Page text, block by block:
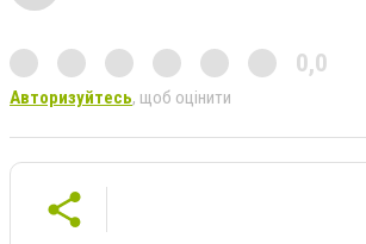
0,0
Авторизуйтесь, щоб оцінити